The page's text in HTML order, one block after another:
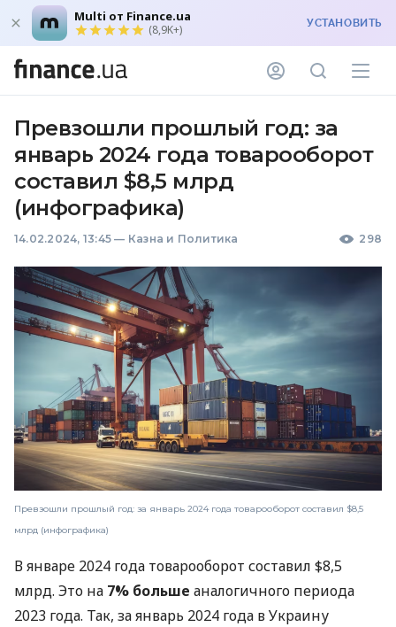
Multi от Finance.ua
(8,9K+) УСТАНОВИТЬ
Превзошли прошлый год: за
январь 2024 года товарооборот
составил $8,5 млрд
(инфографика)
14.02.2024, 13:45 — Казна и Политика 298
Превзошли прошлый год: за январь 2024 года товарооборот составил $8,5
млрд (инфографика)
В январе 2024 года товарооборот составил $8,5
млрд. Это на 7% больше аналогичного периода
2023 года. Так, за январь 2024 года в Украину